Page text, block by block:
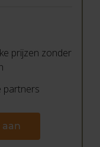
prijzen zonder
partners